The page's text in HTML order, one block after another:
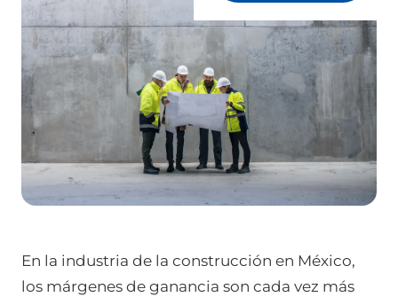
En la industria de la construcción en México,
los márgenes de ganancia son cada vez más